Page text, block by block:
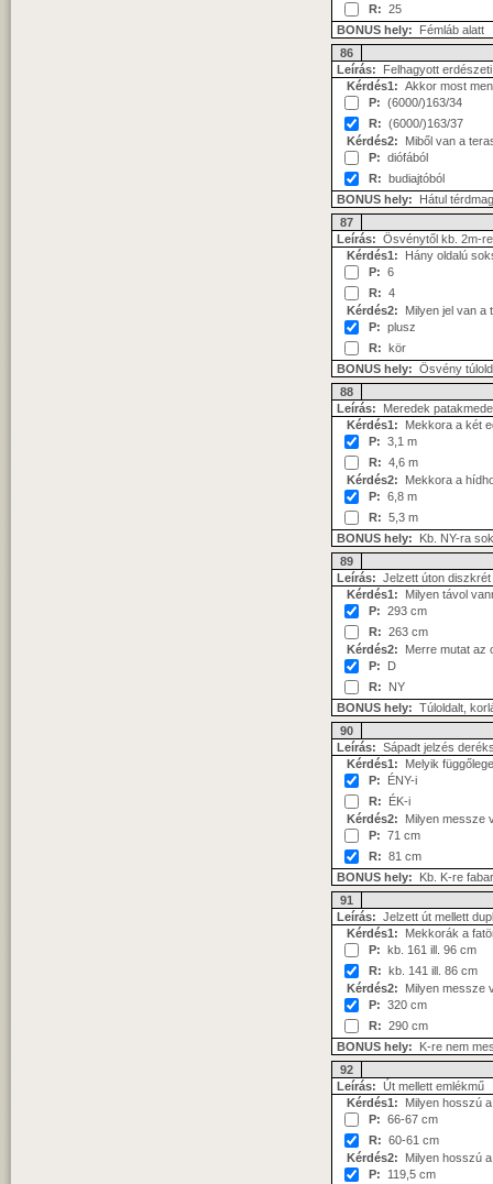
R: 25
BONUS hely: Fémláb alatt
86
Leírás: Felhagyott
Kérdés1: Akkor most
P: (6000/)163/34
R: (6000/)163/37
Kérdés2: Miből van a
P: diófából
R: budiajtóból
BONUS hely: Hátul
87
Leírás: Ösvénytől kb. 2m-
Kérdés1: Hány oldalú
P: 6
R: 4
Kérdés2: Milyen jel van a
P: plusz
R: kör
BONUS hely: Ösvény
88
Leírás: Meredek
Kérdés1: Mekkora a két
P: 3,1 m
R: 4,6 m
Kérdés2: Mekkora a
P: 6,8 m
R: 5,3 m
BONUS hely: Kb. NY-ra
89
Leírás: Jelzett úton diszkrét
Kérdés1: Milyen távol
P: 293 cm
R: 263 cm
Kérdés2: Merre mutat az
P: D
R: NY
BONUS hely: Túloldalt,
90
Leírás: Sápadt jelzés
Kérdés1: Melyik
P: ÉNY-i
R: ÉK-i
Kérdés2: Milyen messze
P: 71 cm
R: 81 cm
BONUS hely: Kb. K-re
91
Leírás: Jelzett út mellett
Kérdés1: Mekkorák a
P: kb. 161 ill. 96 cm
R: kb. 141 ill. 86 cm
Kérdés2: Milyen messze
P: 320 cm
R: 290 cm
BONUS hely: K-re nem
92
Leírás: Út mellett emlékmű
Kérdés1: Milyen hosszú
P: 66-67 cm
R: 60-61 cm
Kérdés2: Milyen hosszú
P: 119,5 cm